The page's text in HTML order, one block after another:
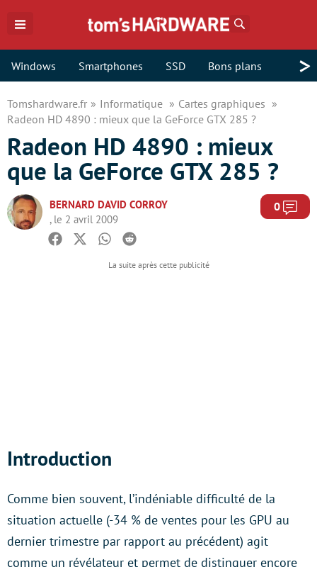
Windows Smartphones SSD Bons plans >
Tomshardware.fr Informatique
Cartes graphiques
Radeon HD 4890 : mieux que la GeForce GTX 285 ?
Radeon HD 4890 : mieux
que la GeForce GTX 285 ?
BERNARD DAVID CORROY
, le 2 avril 2009
0
Facebook
TwitterWhatsapp
Reddit
Introduction
Comme bien souvent, l’indéniable difficulté de la
situation actuelle (-34 % de ventes pour les GPU au
dernier trimestre par rapport au précédent) agit
comme un révélateur et permet de distinguer encore